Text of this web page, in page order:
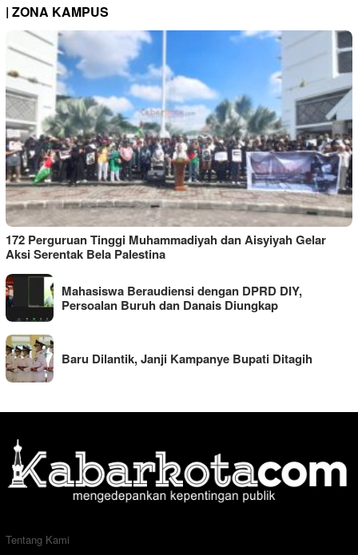
| ZONA KAMPUS
172 Perguruan Tinggi Muhammadiyah dan Aisyiyah Gelar
Aksi Serentak Bela Palestina
Mahasiswa Beraudiensi dengan DPRD DIY,
Persoalan Buruh dan Danais Diungkap
Baru Dilantik, Janji Kampanye Bupati Ditagih
Tentang Kami